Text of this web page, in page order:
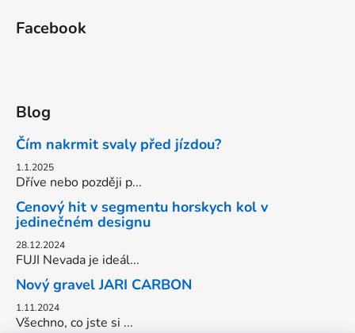
Facebook
Blog
Čím nakrmit svaly před jízdou?
1.1.2025
Dříve nebo později p...
Cenový hit v segmentu horskych kol v
jedinečném designu
28.12.2024
FUJI Nevada je ideál...
Nový gravel JARI CARBON
1.11.2024
Všechno, co jste si ...